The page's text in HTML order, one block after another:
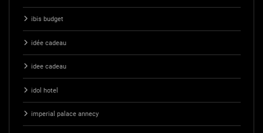
ibis budget
idée cadeau
idee cadeau
idol hotel
imperial palace annecy